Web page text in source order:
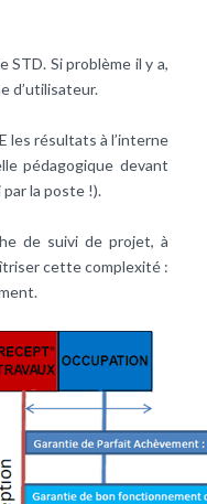
STD. Si problème il y a,
d’utilisateur.
les résultats à l’interne
pédagogique devant
la poste !).
de suivi de projet, à
cette complexité :